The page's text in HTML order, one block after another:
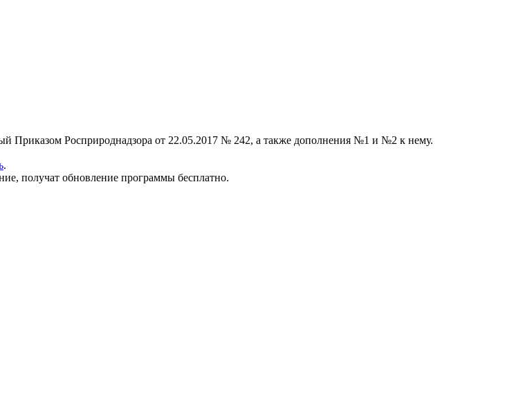
Приказом Росприроднадзора от 22.05.2017 № 242, а также дополнения №1 и №2 к нему.
.
получат обновление программы бесплатно.